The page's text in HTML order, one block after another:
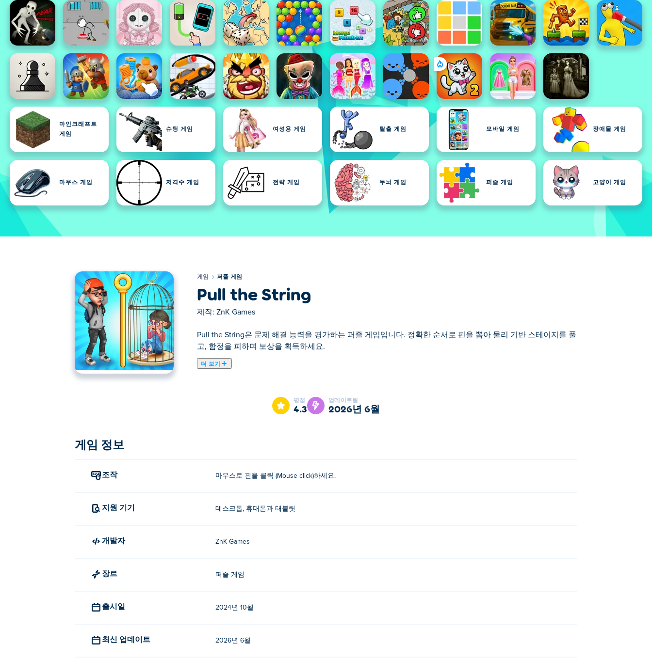
마인크래프트
게임
슈팅 게임 여성용 게임 탈출 게임 모바일 게임 장애물 게임
마우스 게임 저격수 게임 전략 게임 두뇌 게임 퍼즐 게임 고양이 게임
게임 퍼즐 게임
Pull the String
제작: ZnK Games
Pull the String은 문제 해결 능력을 평가하는 퍼즐 게임입니다. 정확한 순서로 핀을 뽑아 물리 기반 스테이지를 풀
고, 함정을 피하며 보상을 획득하세요.
더 보기
Pull the String에서 퍼즐과 장난을 준비하세요! 장난의 달인 닉이 타니에게 좋은 인상을 남기고 엄청난 금을 차지하기 위한 퀘스트를 시작하면서 그를
잘못된 솔루션을 선택했나요? 걱정하지 마세요. 레벨을 쉽게 다시 플레이할 수 있습니다. 무서운 선생님을 따돌리고 황금 보물을 차지할 수 있을까
누가 Pull the String을 만들었나요?
Pull the String은 ᴘɪᴋɪ에서 무료로 플레이할 수 있습니다.
'풀 더 스트링'은 컴퓨터는 물론, 휴대폰, 태블릿 등 모바일 기기에서도 플레이할 수 있습니다.
평점
4.3
업데이트됨
2026년 6월
게임 정보
조작 마우스로 핀을 클릭 (Mouse click)하세요.
지원 기기 데스크톱, 휴대폰과 태블릿
개발자 ZnK Games
장르 퍼즐 게임
출시일 2024년 10월
최신 업데이트 2026년 6월